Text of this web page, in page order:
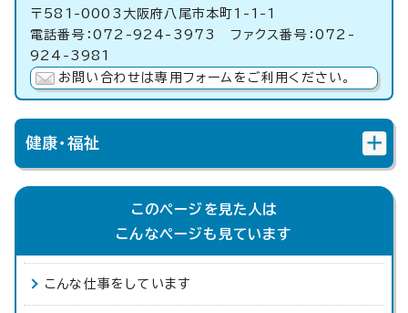
〒581-0003大阪府八尾市本町1-1-1
電話番号：072-924-3973 ファクス番号：072-
924-3981
お問い合わせは専用フォームをご利用ください。
健康・福祉
このページを見た人は
こんなページも見ています
こんな仕事をしています